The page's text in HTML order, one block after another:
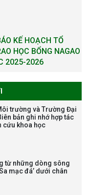
KẾ HOẠCH TỔ
HỌC BỔNG NAGAO
2025-2026
ƠN LỄ KỶ NIỆM 40
VÀ PHÁT TRIỂN
2025) VÀ ĐÓN
trường và Trường Đại
bản ghi nhớ hợp tác
cứu khoa học
từ những dòng sông
mạc đá’ dưới chân